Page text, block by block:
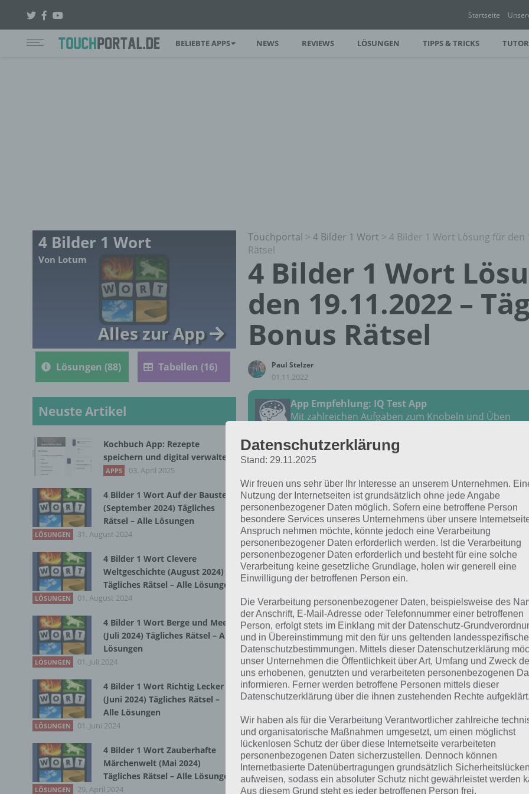
Startseite
BELIEBTE APPS NEWS REVIEWS LÖSUNGEN TIPPS & TRICKS
Touchportal > 4 Bilder 1 Wort > 4 Bilder 1 Wort Lösung für den
Rätsel
4 Bilder 1 Wort
den 19.11.2022 –
Bonus Rätsel
Paul Stelzer
01.11.2022
App Empfehlung: IQ Test App
Mit zahlreichen Aufgaben zum Knobeln und Üben
Die Lösung für das tägliche
Rätsel vom 19.11.2022
2022 in 4 Bilder 1 Wort. Wenn du dort aktuell feststeckst,
LABOR
Bei dieser Lösung handelt es sich um das tägliche Bonus
wir noch die Links beispielsweise zum täglichen Rätsel und
Tägliches Rätsel:
Zur Lösung vom 19.11.2022
Rätsel aus dem Jahr 2021:Schau mal, was vor einem Jahr,
Lösung gesucht war
Zur Übersicht :4 Bilder 1 Wort Lösungen zu Heureka im
4 Bilder 1 Wort
Von Lotum
Alles zur App
Lösungen (88) Tabellen (16)
Neuste Artikel
Kochbuch App: Rezepte
speichern und digital verwalten
APPS 03. April 2025
4 Bilder 1 Wort Auf der Baustelle
(September 2024) Tägliches
Rätsel – Alle Lösungen
LÖSUNGEN 31. August 2024
4 Bilder 1 Wort Clevere
Weltgeschichte (August 2024)
Tägliches Rätsel – Alle Lösungen
LÖSUNGEN 01. August 2024
4 Bilder 1 Wort Berge und Meer
(Juli 2024) Tägliches Rätsel – Alle
Lösungen
LÖSUNGEN 01. Juli 2024
4 Bilder 1 Wort Richtig Lecker
(Juni 2024) Tägliches Rätsel –
Alle Lösungen
LÖSUNGEN 01. Juni 2024
4 Bilder 1 Wort Zauberhafte
Märchenwelt (Mai 2024)
Tägliches Rätsel – Alle Lösungen
LÖSUNGEN 29. April 2024
Datenschutzerklärung
Stand: 29.11.2025
Wir freuen uns sehr über Ihr Interesse an unserem Unternehmen.
Nutzung der Internetseiten ist grundsätzlich ohne jede Angabe
personenbezogener Daten möglich. Sofern eine betroffene Person
besondere Services unseres Unternehmens über unsere
Anspruch nehmen möchte, könnte jedoch eine Verarbeitung
personenbezogener Daten erforderlich werden. Ist die Verarbeitung
personenbezogener Daten erforderlich und besteht für eine solche
Verarbeitung keine gesetzliche Grundlage, holen wir generell eine
Einwilligung der betroffenen Person ein.
Die Verarbeitung personenbezogener Daten, beispielsweise des
der Anschrift, E-Mail-Adresse oder Telefonnummer einer betroffenen
Person, erfolgt stets im Einklang mit der Datenschutz-
und in Übereinstimmung mit den für uns geltenden
Datenschutzbestimmungen. Mittels dieser Datenschutzerklärung
unser Unternehmen die Öffentlichkeit über Art, Umfang und Zweck
uns erhobenen, genutzten und verarbeiteten personenbezogenen
informieren. Ferner werden betroffene Personen mittels dieser
Datenschutzerklärung über die ihnen zustehenden Rechte aufgeklärt.
Wir haben als für die Verarbeitung Verantwortlicher zahlreiche
und organisatorische Maßnahmen umgesetzt, um einen möglichst
lückenlosen Schutz der über diese Internetseite verarbeiteten
personenbezogenen Daten sicherzustellen. Dennoch können
Internetbasierte Datenübertragungen grundsätzlich Sicherheitslücken
aufweisen, sodass ein absoluter Schutz nicht gewährleistet werden
Aus diesem Grund steht es jeder betroffenen Person frei,